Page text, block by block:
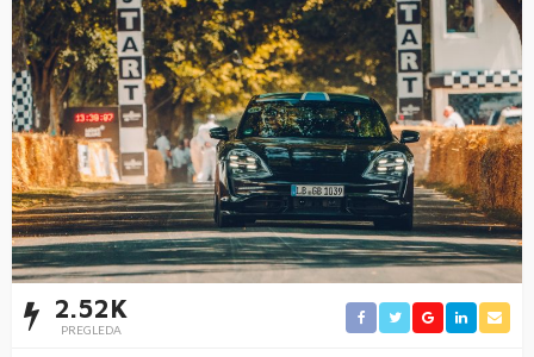
2.52K
PREGLEDA